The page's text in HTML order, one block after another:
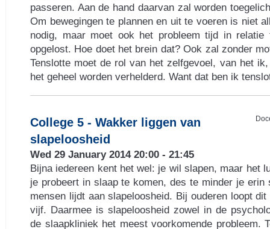
passeren. Aan de hand daarvan zal worden
Om bewegingen te plannen en uit te voeren is niet
nodig, maar moet ook het probleem tijd in relatie
opgelost. Hoe doet het brein dat? Ook zal zonder
Tenslotte moet de rol van het zelfgevoel, van het
het geheel worden verhelderd. Want dat ben ik
College 5 - Wakker liggen van
slapeloosheid
Wed 29 January 2014 20:00 - 21:45
Bijna iedereen kent het wel: je wil slapen, maar het
je probeert in slaap te komen, des te minder je erin
mensen lijdt aan slapeloosheid. Bij ouderen loopt
vijf. Daarmee is slapeloosheid zowel in de
de slaapkliniek het meest voorkomende probleem.